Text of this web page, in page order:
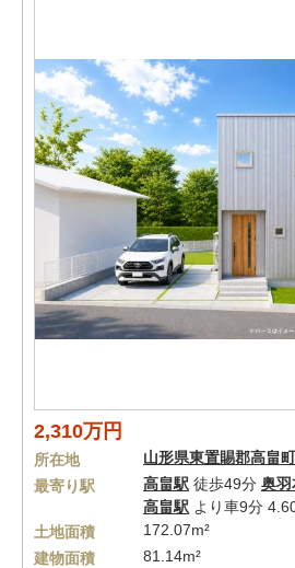
2,310万円
所在地 山形県東置賜郡高畠町
最寄り駅
高畠駅 徒歩49分 奥羽
高畠駅 より車9分
土地面積
172.07m²
建物面積
81.14m²